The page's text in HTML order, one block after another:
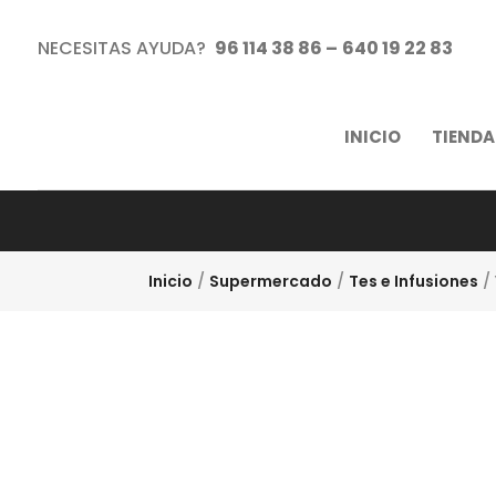
NECESITAS AYUDA? 96 114 38 86 – 640 19 22 83
INICIO TIENDA
Inicio / Supermercado / Tes e Infusiones /